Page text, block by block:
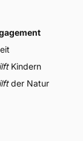
Kindern
der Natur